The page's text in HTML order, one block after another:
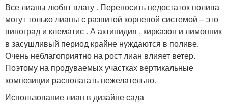
Все лианы любят влагу . Переносить недостаток полива
могут только лианы с развитой корневой системой – это
виноград и клематис . А актинидия , кирказон и лимонник
в засушливый период крайне нуждаются в поливе.
Очень неблагоприятно на рост лиан влияет ветер.
Поэтому на продуваемых участках вертикальные
композиции располагать нежелательно.
Использование лиан в дизайне сада